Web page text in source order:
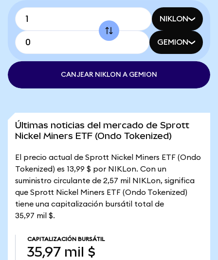
NIKLON
GEMION
CANJEAR NIKLON A GEMION
Últimas noticias del mercado de Sprott
Nickel Miners ETF (Ondo Tokenized)
El precio actual de Sprott Nickel Miners ETF (Ondo
Tokenized) es 13,99 $ por NIKLon. Con un
suministro circulante de 2,57 mil NIKLon, significa
que Sprott Nickel Miners ETF (Ondo Tokenized)
tiene una capitalización bursátil total de
35,97 mil $.
CAPITALIZACIÓN BURSÁTIL
35,97 mil $